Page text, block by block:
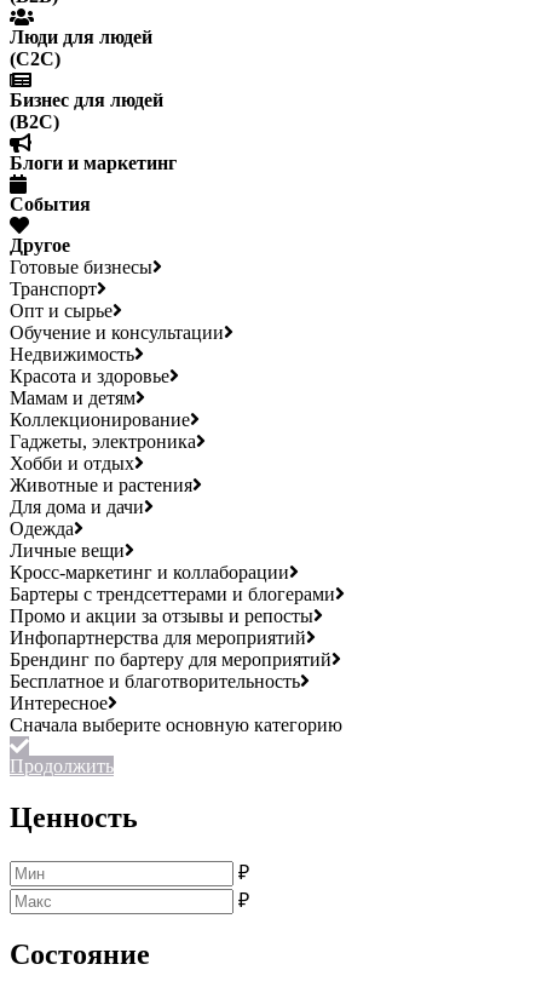
Люди для людей
(С2С)
Бизнес для людей
(B2C)
Блоги и маркетинг
События
Другое
Готовые бизнесы
Транспорт
Опт и сырье
Обучение и консультации
Недвижимость
Красота и здоровье
Мамам и детям
Коллекционирование
Гаджеты, электроника
Хобби и отдых
Животные и растения
Для дома и дачи
Одежда
Личные вещи
Кросс-маркетинг и коллаборации
Бартеры с трендсеттерами и блогерами
Промо и акции за отзывы и репосты
Инфопартнерства для мероприятий
Брендинг по бартеру для мероприятий
Бесплатное и благотворительность
Интересное
Продолжить
Ценность
₽
₽
Состояние